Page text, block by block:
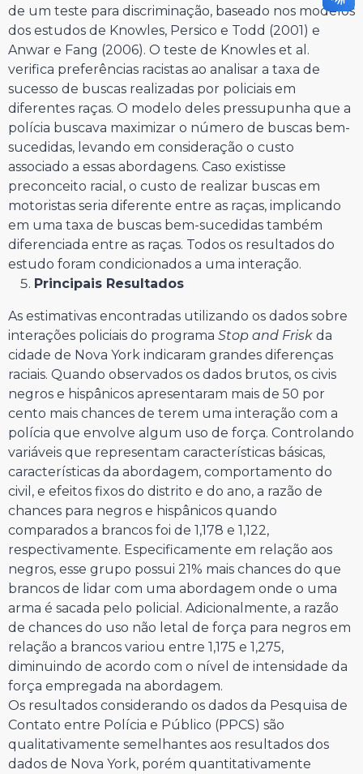
de um teste para discriminação, baseado nos modelos
dos estudos de Knowles, Persico e Todd (2001) e
Anwar e Fang (2006). O teste de Knowles et al.
verifica preferências racistas ao analisar a taxa de
sucesso de buscas realizadas por policiais em
diferentes raças. O modelo deles pressupunha que a
polícia buscava maximizar o número de buscas bem-
sucedidas, levando em consideração o custo
associado a essas abordagens. Caso existisse
preconceito racial, o custo de realizar buscas em
motoristas seria diferente entre as raças, implicando
em uma taxa de buscas bem-sucedidas também
diferenciada entre as raças. Todos os resultados do
estudo foram condicionados a uma interação.
Principais Resultados
As estimativas encontradas utilizando os dados sobre
interações policiais do programa Stop and Frisk da
cidade de Nova York indicaram grandes diferenças
raciais. Quando observados os dados brutos, os civis
negros e hispânicos apresentaram mais de 50 por
cento mais chances de terem uma interação com a
polícia que envolve algum uso de força. Controlando
variáveis que representam características básicas,
características da abordagem, comportamento do
civil, e efeitos fixos do distrito e do ano, a razão de
chances para negros e hispânicos quando
comparados a brancos foi de 1,178 e 1,122,
respectivamente. Especificamente em relação aos
negros, esse grupo possui 21% mais chances do que
brancos de lidar com uma abordagem onde o uma
arma é sacada pelo policial. Adicionalmente, a razão
de chances do uso não letal de força para negros em
relação a brancos variou entre 1,175 e 1,275,
diminuindo de acordo com o nível de intensidade da
força empregada na abordagem.
Os resultados considerando os dados da Pesquisa de
Contato entre Polícia e Público (PPCS) são
qualitativamente semelhantes aos resultados dos
dados de Nova York, porém quantitativamente